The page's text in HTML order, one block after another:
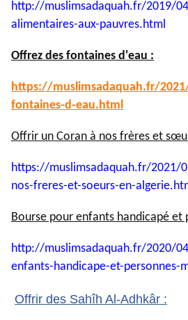
http://muslimsadaquah.fr/2019/
alimentaires-aux-pauvres.html
Offrez des fontaines d'eau :
https://muslimsadaquah.fr/
fontaines-d-eau.html
Offrir un Coran à nos frères et
https://muslimsadaquah.fr/2021/
nos-freres-et-soeurs-en-algerie.
Bourse pour enfants handicapé et
http://muslimsadaquah.fr/2020/
enfants-handicape-et-personnes-
Offrir des Sahîh Al-Adhkâr :